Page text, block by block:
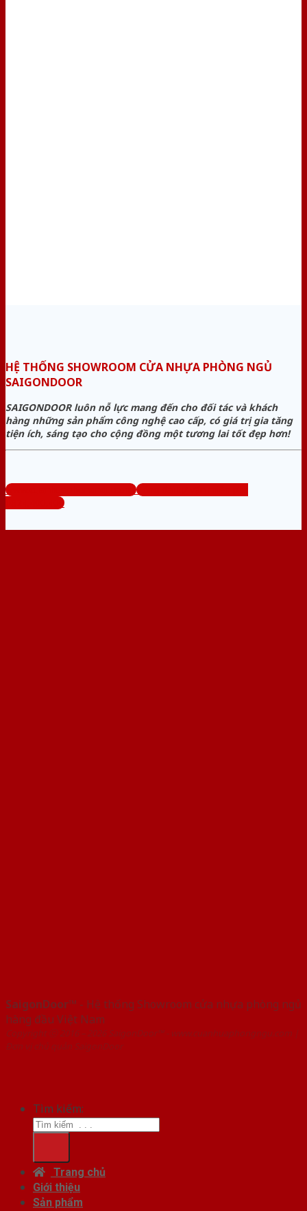
HỆ THỐNG SHOWROOM CỬA NHỰA PHÒNG NGỦ
SAIGONDOOR
SAIGONDOOR luôn nỗ lực mang đến cho đối tác và khách
hàng những sản phẩm công nghệ cao cấp, có giá trị gia tăng
tiện ích, sáng tạo cho cộng đồng một tương lai tốt đẹp hơn!
www.cuanhuaphongngu.com
Tổng đài tư vấn miễn phí:
0824.400.400
SaigonDoor™ - Hệ thống Showroom cửa nhựa phòng ngủ
hàng đầu Việt Nam
Copyright ⓒ 2016 – 2026 SaigonDoor™ - www.cuanhuaphongngu.com |
Đơn vị chủ quản SaigonDoor
Tìm kiếm:
Trang chủ
Giới thiệu
Sản phẩm